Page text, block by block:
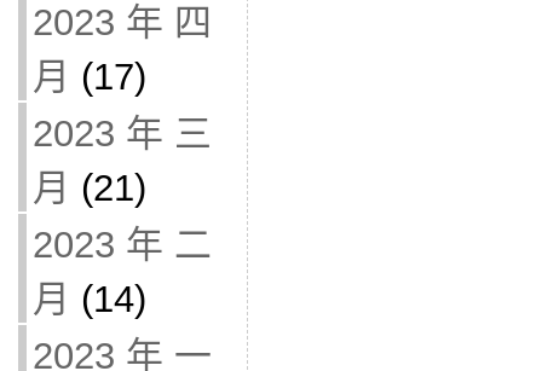
2023 年 四
月 (17)
2023 年 三
月 (21)
2023 年 二
月 (14)
2023 年 一